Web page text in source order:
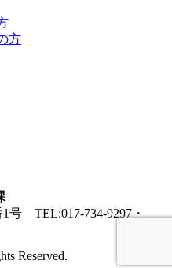
方
1号 TEL:017-734-9297・
Reserved.